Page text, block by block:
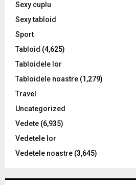
Sexy cuplu
Sexy tabloid
Sport
Tabloid (4,625)
Tabloidele lor
Tabloidele noastre (1,279)
Travel
Uncategorized
Vedete (6,935)
Vedetele lor
Vedetele noastre (3,645)